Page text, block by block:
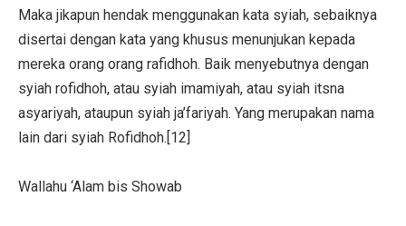
Maka jikapun hendak menggunakan kata syiah, sebaiknya
disertai dengan kata yang khusus menunjukan kepada
mereka orang orang rafidhoh. Baik menyebutnya dengan
syiah rofidhoh, atau syiah imamiyah, atau syiah itsna
asyariyah, ataupun syiah ja’fariyah. Yang merupakan nama
lain dari syiah Rofidhoh.[12]
Wallahu ‘Alam bis Showab